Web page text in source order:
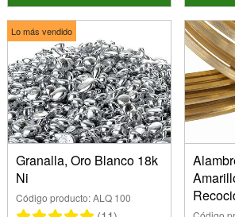
Lo más vendido
Granalla, Oro Blanco 18k
Ni
Código producto: ALQ 100